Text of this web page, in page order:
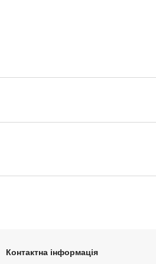
Контактна інформація